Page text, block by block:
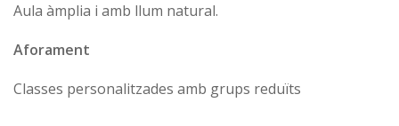
Aula àmplia i amb llum natural.
Aforament
Classes personalitzades amb grups reduïts